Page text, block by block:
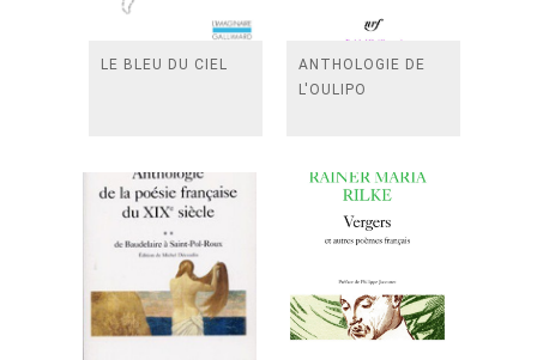
LE BLEU DU CIEL
ANTHOLOGIE DE
L'OULIPO